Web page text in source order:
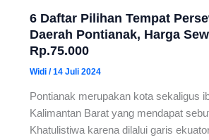
6 Daftar Pilihan Tempat
Daerah Pontianak, Harga
Rp.75.000
Widi /14 Juli 2024
Pontianak merupakan kota sekaligus
Kalimantan Barat yang mendapat
Khatulistiwa karena dilalui garis